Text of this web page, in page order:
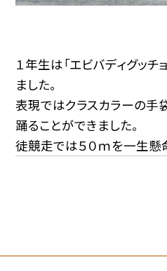
１年生は「エビバディグッチ
ました。
表現ではクラスカラーの手
踊ることができました。
徒競走では５０ｍを一生懸